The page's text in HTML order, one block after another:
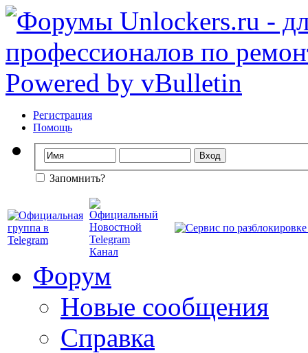
Регистрация
Помощь
Запомнить?
Форум
Новые сообщения
Справка